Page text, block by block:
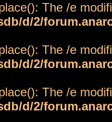
The /e
d/2/
The /e
d/2/
The /e
d/2/